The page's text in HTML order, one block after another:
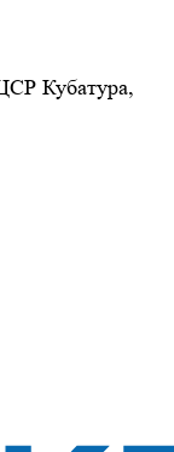
Кубатура,